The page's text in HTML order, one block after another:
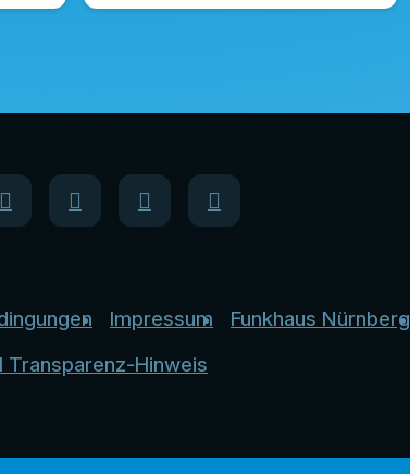
Impressum Funkhaus Nürnberg
Transparenz-Hinweis